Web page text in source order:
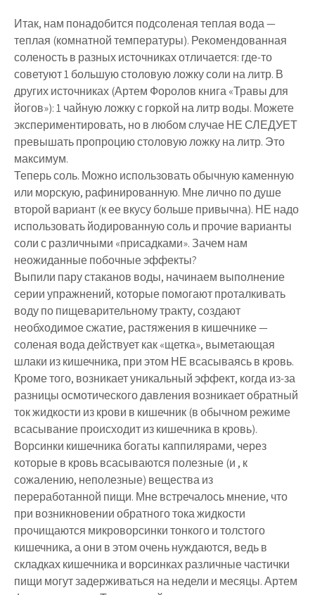
Итак, нам понадобится подсоленая теплая вода —
теплая (комнатной температуры). Рекомендованная
соленость в разных источниках отличается: где-то
советуют 1 большую столовую ложку соли на литр. В
других источниках (Артем Форолов книга «Травы для
йогов»): 1 чайную ложку с горкой на литр воды. Можете
экспериментировать, но в любом случае НЕ СЛЕДУЕТ
превышать пропроцию столовую ложку на литр. Это
максимум.
Теперь соль. Можно использовать обычную каменную
или морскую, рафинированную. Мне лично по душе
второй вариант (к ее вкусу больше привычна). НЕ надо
использовать йодированную соль и прочие варианты
соли с различными «присадками». Зачем нам
неожиданные побочные эффекты?
Выпили пару стаканов воды, начинаем выполнение
серии упражнений, которые помогают проталкивать
воду по пищеварительному тракту, создают
необходимое сжатие, растяжения в кишечнике —
соленая вода действует как «щетка», выметающая
шлаки из кишечника, при этом НЕ всасываясь в кровь.
Кроме того, возникает уникальный эффект, когда из-за
разницы осмотического давления возникает обратный
ток жидкости из крови в кишечник (в обычном режиме
всасывание происходит из кишечника в кровь).
Ворсинки кишечника богаты каппилярами, через
которые в кровь всасываются полезные (и , к
сожалению, неполезные) вещества из
переработанной пищи. Мне встречалось мнение, что
при возникновении обратного тока жидкости
прочищаются микроворсинки тонкого и толстого
кишечника, а они в этом очень нуждаются, ведь в
складках кишечника и ворсинках различные частички
пищи могут задерживаться на недели и месяцы. Артем